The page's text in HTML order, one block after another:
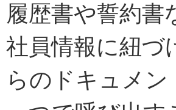
履歴書や誓約
社員情報に紐づ
らのドキュメ